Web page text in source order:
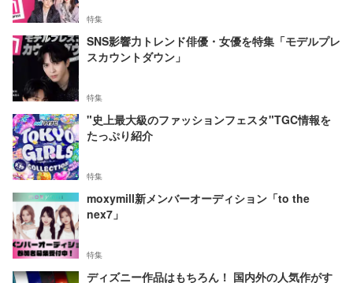
特集
SNS影響力トレンド俳優・女優を特集「モデルプレ
スカウントダウン」
特集
"史上最大級のファッションフェスタ"TGC情報を
たっぷり紹介
特集
moxymill新メンバーオーディション「to the
nex7」
特集
ディズニー作品はもちろん！ 国内外の人気作がす